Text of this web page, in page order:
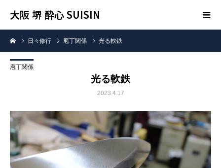
大阪 堺 酔心 SUISIN
日々修行 庖丁関係 光る軟鉄
庖丁関係
光る軟鉄
2023.4.17